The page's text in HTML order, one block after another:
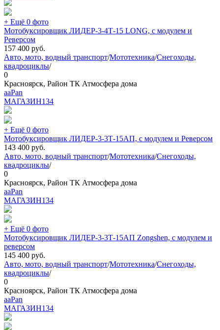
+ Ещё 0 фото
Мотобуксировщик ЛИДЕР-3-4Т-15 LONG, с модулем и
Реверсом
157 400 руб.
Авто, мото, водный транспорт/Мототехника/Снегоходы,
квадроциклы/
0
Красноярск, Район ТК Атмосфера дома
aaPan
МАГАЗИН134
+ Ещё 0 фото
Мотобуксировщик ЛИДЕР-3-3Т-15АП, с модулем и Реверсом
143 400 руб.
Авто, мото, водный транспорт/Мототехника/Снегоходы,
квадроциклы/
0
Красноярск, Район ТК Атмосфера дома
aaPan
МАГАЗИН134
+ Ещё 0 фото
Мотобуксировщик ЛИДЕР-3-3Т-15АП Zongshen, с модулем и
реверсом
145 400 руб.
Авто, мото, водный транспорт/Мототехника/Снегоходы,
квадроциклы/
0
Красноярск, Район ТК Атмосфера дома
aaPan
МАГАЗИН134